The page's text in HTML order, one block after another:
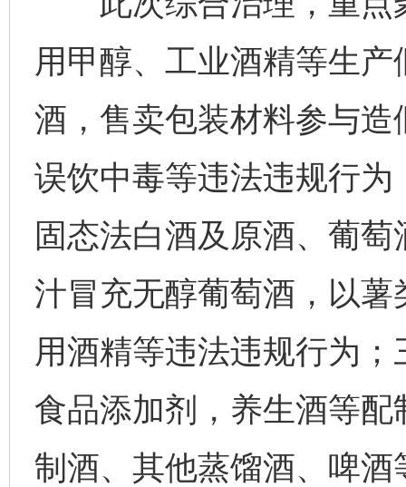
用甲醇、工业酒精等生
酒，售卖包装材料参与
误饮中毒等违法违规行
固态法白酒及原酒、葡
汁冒充无醇葡萄酒，以
用酒精等违法违规行为
食品添加剂，养生酒等
制酒、其他蒸馏酒、啤